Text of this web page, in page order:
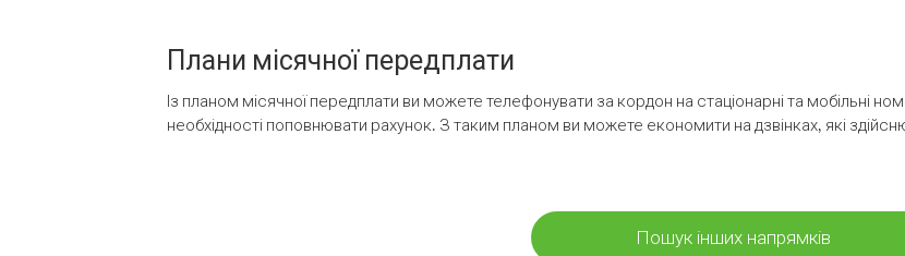
Плани місячної передплати
Із планом місячної передплати ви можете телефонувати за кордон на стаціонарні та мобільні
необхідності поповнювати рахунок. З таким планом ви можете економити на дзвінках, які
Пошук інших напрямків